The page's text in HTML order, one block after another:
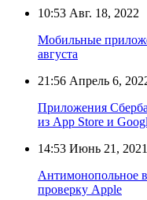
10:53 Авг. 18, 2022
Мобильные
августа
21:56 Апрель 6,
Приложения
из App Store и
14:53 Июнь 21, 2021
Антимонопольное
проверку Apple